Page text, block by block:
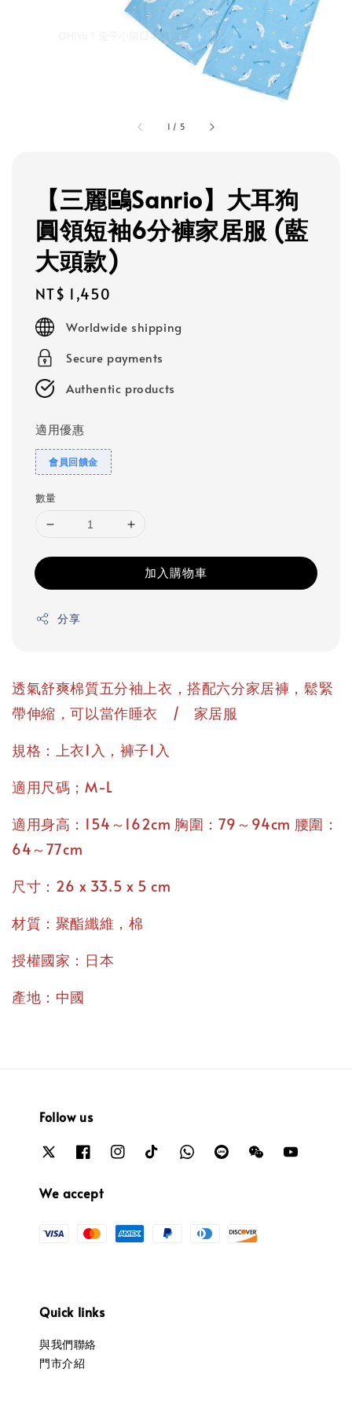
1 / 5
【三麗鷗Sanrio】大耳狗
圓領短袖6分褲家居服 (藍
大頭款)
Regular
price
NT$ 1,450
Worldwide shipping
Secure payments
Authentic products
適用優惠
會員回饋金
數量
加入購物車
分享
透氣舒爽棉質五分袖上衣，搭配六分家居褲，鬆緊
帶伸縮，可以當作睡衣 / 家居服
規格：上衣1入，褲子1入
適用尺碼；M-L
適用身高：154～162cm 胸圍：79～94cm 腰圍：
64～77cm
尺寸：26 x 33.5 x 5 cm
材質：聚酯纖維，棉
授權國家：日本
產地：中國
Follow us
We accept
Quick links
與我們聯絡
門市介紹